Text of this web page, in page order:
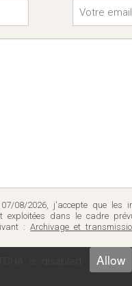
08/2026, j'accepte que les
exploitées dans le cadre
:Archivage et
Allow